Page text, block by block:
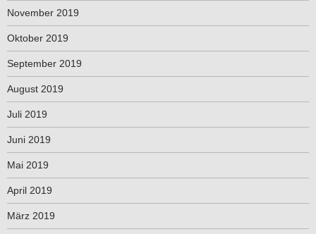
November 2019
Oktober 2019
September 2019
August 2019
Juli 2019
Juni 2019
Mai 2019
April 2019
März 2019